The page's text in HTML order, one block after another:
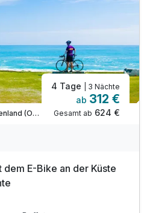
Ankaran, Slowenisches Küstenland (Obalno-kraska)
4 Tage | 3 Nächte
ab 312 €
Gesamt ab 624 €
E-Bike an der Küste